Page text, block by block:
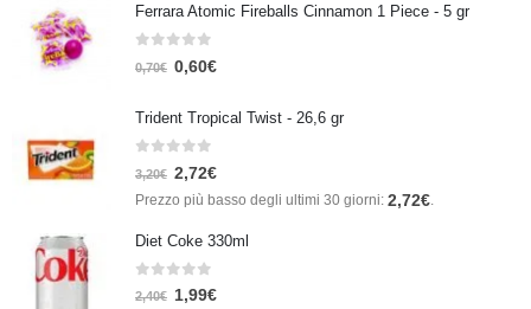
Ferrara Atomic Fireballs Cinnamon 1 Piece - 5 gr
Su 5
0,70€ 0,60€
Trident Tropical Twist - 26,6 gr
Su 5
3,20€ 2,72€
Prezzo più basso degli ultimi 30 giorni: 2,72€
Diet Coke 330ml
Su 5
2,40€ 1,99€